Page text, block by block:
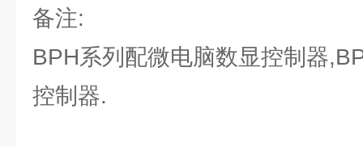
备注:
BPH系列配微电脑数显控制器
控制器.